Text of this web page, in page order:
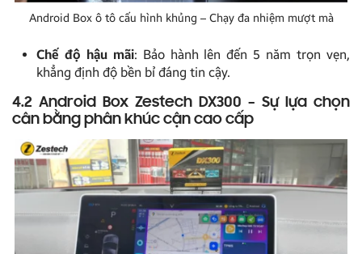
Android Box ô tô cấu hình khủng – Chạy đa nhiệm mượt mà
Chế độ hậu mãi: Bảo hành lên đến 5 năm trọn vẹn,
khẳng định độ bền bỉ đáng tin cậy.
4.2 Android Box Zestech DX300 – Sự lựa chọn
cân bằng phân khúc cận cao cấp